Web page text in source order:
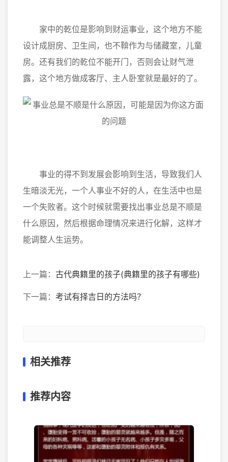
家中的乾位是影响到财运事业，这个地方不能
设计成厨房、卫生间，也不鞥作为与储藏室，儿童
房。还有我们的乾位不能开门，否则会让财气泄
露，这个地方做成客厅、主人卧室就是最好的了。
事业的得不到发展会影响到生活，导致我们人
生暗淡无光，一个人事业不好的人，在生活中也是
一个失败者。这个时候就需要找出事业总是不顺是
什么原因，然后根据命理情况来进行化解，这样才
能调整人生运势。
上一篇： 古代典籍里的孩子(典籍里的孩子有哪些)
下一篇： 考试有择吉日的方法吗？
相关推荐
推荐内容